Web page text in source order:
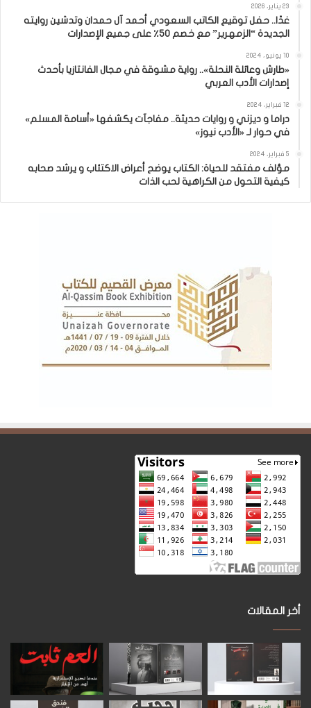
23 يناير، 2026
غدًا.. حفل توقيع الكاتب السعودي أحمد آل حمدان وتدشين روايته
الجديدة “الزمهرير” مع خصم 50٪ على جميع الإصدارات
10 يونيو، 2024
«طارش وعائلة النحلة».. رواية مشوقة في مجال الفانتازيا بأحدث
إصدارات الأدب العربي
12 فبراير، 2024
دراما و ديزني و روايات حديثة.. مفاجآت يكشفها «أسامة المسلم»
في حوار لـ «الأدب نيوز»
5 فبراير، 2024
مؤلف مفتقد للحياة: الكتاب يوضح أعراض الاكتئاب و يرشد صحابه
كيفية التحول من الكراهية لحب الذات
أخر المقالات